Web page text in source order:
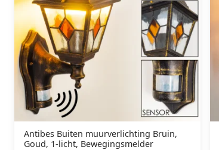
Antibes Buiten muurverlichting Bruin,
Goud, 1-licht, Bewegingsmelder